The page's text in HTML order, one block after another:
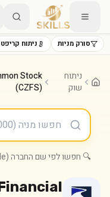
סורק מניות ניתוח
ניתוח
שוק
Stock
(CZFS)
🔍 חפשו לפי שם החברה (Apple, לאומי) או סימול (AAPL, LUMI.TA)